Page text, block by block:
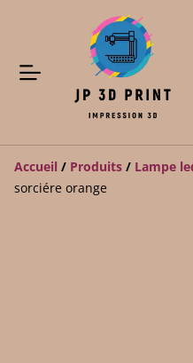
Accueil / Produits / Lampe
sorciére orange